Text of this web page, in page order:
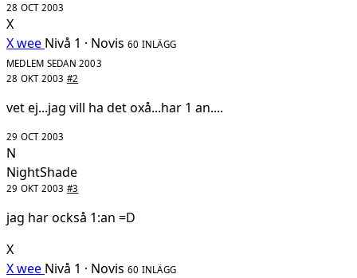
28 OCT 2003
X
X wee Nivå 1 · Novis 60 INLÄGG
MEDLEM SEDAN 2003
28 OKT 2003 #2
vet ej...jag vill ha det oxå...har 1 an....
29 OCT 2003
N
NightShade
29 OKT 2003 #3
jag har också 1:an =D
X
X wee Nivå 1 · Novis 60 INLÄGG